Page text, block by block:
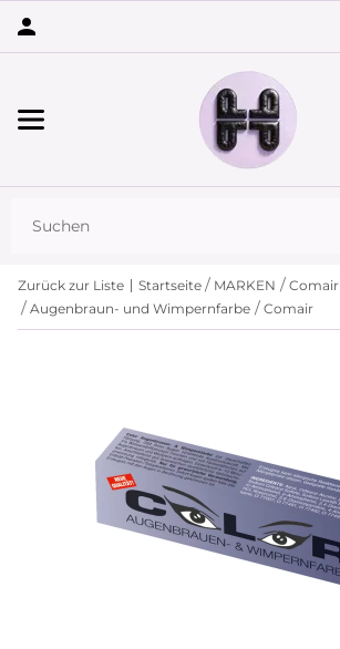
Zurück zur Liste Startseite MARKEN
Comair
Augenbraun- und Wimpernfarbe
Comair